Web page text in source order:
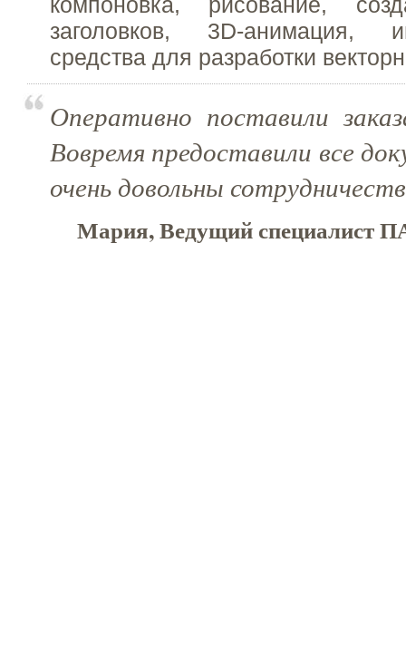
заголовков, 3D-анимация,
средства для разработки
Оперативно поставили
Вовремя предоставили все
очень довольны
Мария, Ведущий специалист